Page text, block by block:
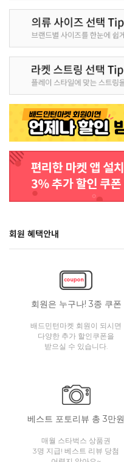
회원 혜택안내
회원은 누구나! 3종 쿠폰
배드민턴마켓 회원이 되시면
다양한 추가 할인쿠폰을
받으실 수 있습니다.
베스트 포토리뷰 총 3만원
매월 스타벅스 상품권
3명 지급! 베스트 리뷰 당첨